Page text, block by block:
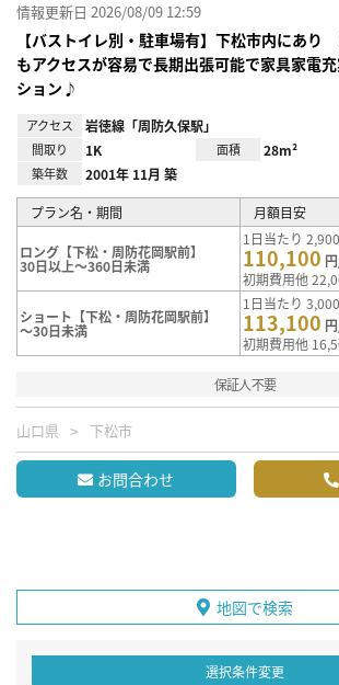
情報更新日 2026/08/09 12:59
【バストイレ別・駐車場有】下松市内にあ
もアクセスが容易で長期出張可能で家具家電
ション♪
アクセス 岩徳線「周防久保駅」
間取り 1K 面積 28m²
築年数 2001年 11月 築
プラン名・期間 月額目安
ロング【下松・周防花岡駅前】
30日以上～360日未満
1日当たり
110,100
初期費用他
ショート【下松・周防花岡駅前】
～30日未満
1日当たり
113,100
初期費用他
保証人不要
山口県 下松市
お問合わせ
地図で検索
選択条件変更